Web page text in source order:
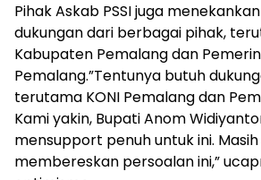
Pihak Askab PSSI juga
dukungan dari berbagai pihak,
Kabupaten Pemalang dan
Pemalang.”Tentunya butuh
terutama KONI Pemalang dan
Kami yakin, Bupati Anom
mensupport penuh untuk ini.
membereskan persoalan ini,”